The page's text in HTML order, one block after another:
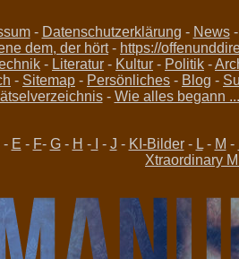
- Datenschutzerklärung - News
dem, der hört- https://
- Literatur - Kultur - Politik -
- Sitemap - Persönliches - Blog -
- Wie alles begann ...
- E - F- G- H -I - J - KI-Bilder- L- M -
Xtraordinary